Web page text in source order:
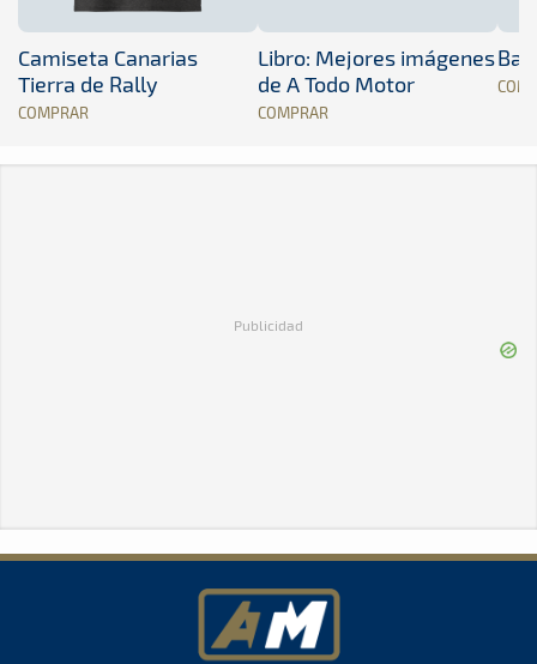
Camiseta Canarias
Tierra de Rally
COMPRAR
Libro: Mejores imágenes
de A Todo Motor
COMPRAR
Publicidad